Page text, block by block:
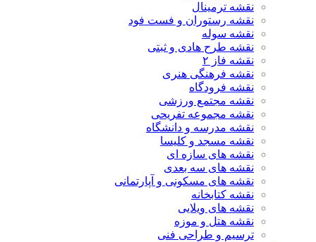
نقشه ترمینال
نقشه رستوران و فست فود
نقشه سوله
نقشه طرح هادی و ثبتی
نقشه فاز ۲
نقشه فرهنگی هنری
نقشه فرودگاه
نقشه مجتمع ورزشی
نقشه مجموعه تفریحی
نقشه مدرسه و دانشگاه
نقشه مسجد و کلیسا
نقشه های سازه ای
نقشه های سه بعدی
نقشه های مسکونی و آپارتمانی
نقشه کتابخانه
نقشه های ویلایی
نقشه هتل و موزه
ترسیم و طراحی فنی